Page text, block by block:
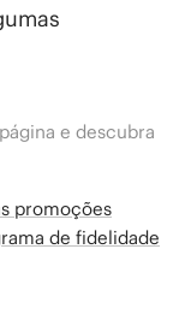
e descubra
promoções
de fidelidade